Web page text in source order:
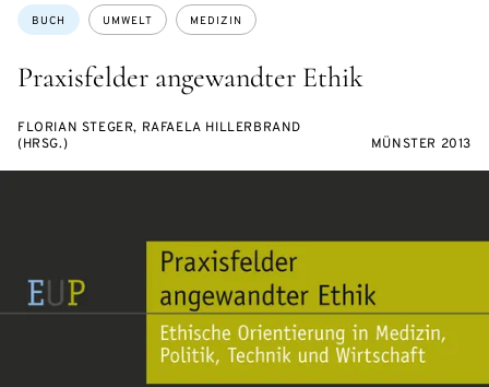
Praxisfelder angewandter Ethik
Themen:
BUCH UMWELT MEDIZIN
FLORIAN STEGER, RAFAELA HILLERBRAND
(HRSG.)
MÜNSTER 2013